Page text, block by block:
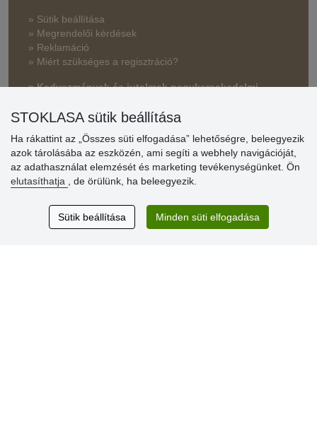
» Sütik beállítása
» Megrendelői kérdések
» Reklamáció
» Miért szükséges a regisztráció?
» Kedvezmények és jutalmak nagykereskedelmi
Vásárlók
Excellent service
STOKLASA sütik beállítása
Ha rákattint az „Összes süti elfogadása” lehetőségre, beleegyezik
azok tárolásába az eszközén, ami segíti a webhely navigációját,
az adathasználat elemzését és marketing tevékenységünket. Ön
elutasíthatja
, de örülünk, ha beleegyezik.
Sütik beállítása Minden süti elfogadása